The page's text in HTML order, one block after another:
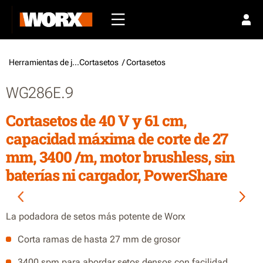
Herramientas de jardín /Cortasetos / Cortasetos
WG286E.9
Cortasetos de 40 V y 61 cm,
capacidad máxima de corte de 27
mm, 3400 /m, motor brushless, sin
baterías ni cargador, PowerShare
La podadora de setos más potente de Worx
Corta ramas de hasta 27 mm de grosor